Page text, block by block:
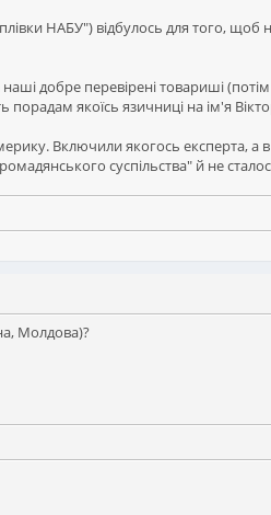
НАБУ") відбулось для того, щоб
добре перевірені товариші
якоїсь язичниці на ім'я
Включили якогось експерта, а
суспільства" й не
Молдова)?